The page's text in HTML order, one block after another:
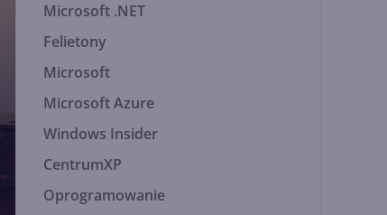
Microsoft .NET
Felietony
Microsoft
Microsoft Azure
Windows Insider
CentrumXP
Oprogramowanie